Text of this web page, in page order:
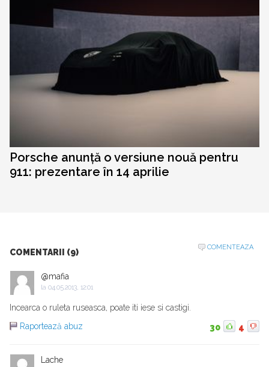
Porsche anunță o versiune nouă pentru
911: prezentare în 14 aprilie
COMENTARII (9)
COMENTEAZA
@mafia
la 04.05.2013, 12:01
Incearca o ruleta ruseasca, poate iti iese si castigi.
Raportează abuz
30 4
Lache